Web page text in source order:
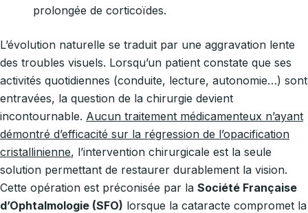
prolongée de corticoïdes.
L’évolution naturelle se traduit par une aggravation lente
des troubles visuels. Lorsqu’un patient constate que ses
activités quotidiennes (conduite, lecture, autonomie…) sont
entravées, la question de la chirurgie devient
incontournable. Aucun traitement médicamenteux n’ayant
démontré d’efficacité sur la régression de l’opacification
cristallinienne, l’intervention chirurgicale est la seule
solution permettant de restaurer durablement la vision.
Cette opération est préconisée par la Société Française
d’Ophtalmologie (SFO) lorsque la cataracte compromet la